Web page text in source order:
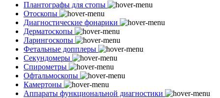
Плантографы для стопы
Отоскопы
Диагностические фонарики
Дерматоскопы
Ларингоскопы
Фетальные допплеры
Секундомеры
Спирометры
Офтальмоскопы
Камертоны
Аппараты функциональной диагностики